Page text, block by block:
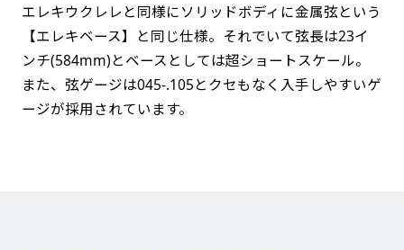
エレキウクレレと同様にソリッドボディに金属弦という
【エレキベース】と同じ仕様。それでいて弦長は23イ
ンチ(584mm)とベースとしては超ショートスケール。
また、弦ゲージは045-.105とクセもなく入手しやすいゲ
ージが採用されています。